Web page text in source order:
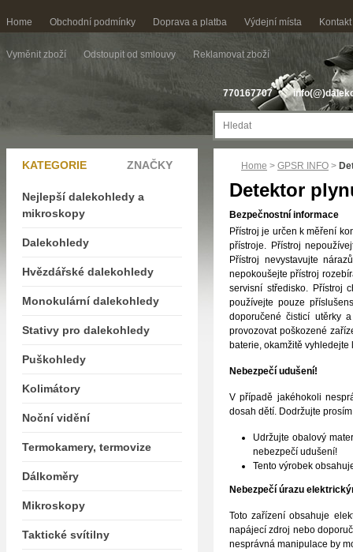
Home Obchodní podmínky Doprava a platba Výdejní místa Kontakt
Vyměnit zboží Odstoupit od smlouvy Reklamovat zboží
770167707
Home > GPSR INFO >
Detektor
Bezpečnostní informace
Přístroj je určen k měření
přístroje. Přístroj
Přístroj nevystavujte
nepokoušejte přístroj
servisní středisko. Přístroj
používejte pouze
doporučené čisticí utěrky
provozovat poškozené
baterie, okamžitě vyhledejte
Nebezpečí udušení!
V případě jakéhokoli
dosah dětí. Dodržujte
Udržujte obalový
nebezpečí udušení!
Tento výrobek
Nebezpečí úrazu
Toto zařízení obsahuje
napájecí zdroj nebo
nesprávná manipulace by
KATEGORIE ZNAČKY
Nejlepší dalekohledy a
mikroskopy
Dalekohledy
Hvězdářské dalekohledy
Monokulární dalekohledy
Stativy pro dalekohledy
Puškohledy
Kolimátory
Noční vidění
Termokamery, termovize
Dálkoměry
Mikroskopy
Taktické svítilny